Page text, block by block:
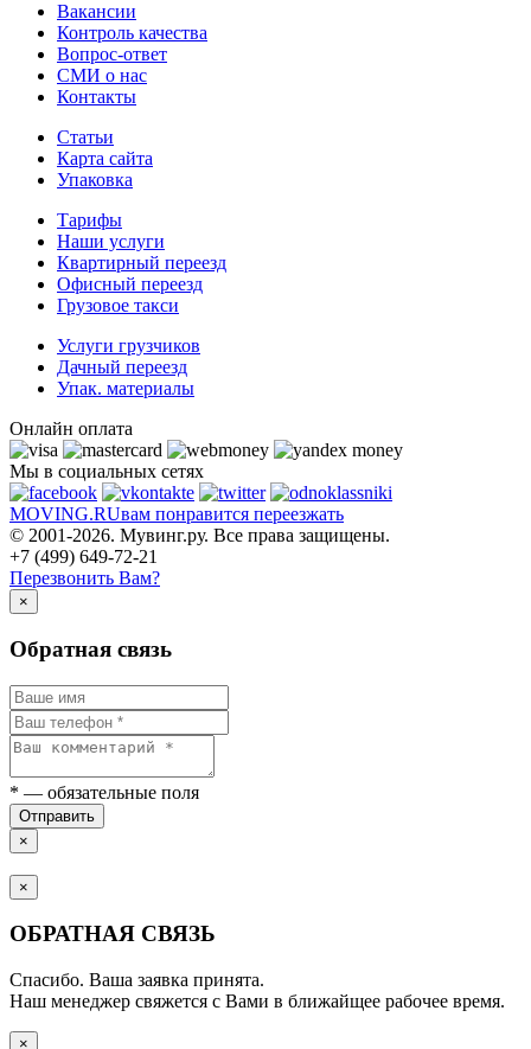
Вакансии
Контроль качества
Вопрос-ответ
СМИ о нас
Контакты
Статьи
Карта сайта
Упаковка
Тарифы
Наши услуги
Квартирный переезд
Офисный переезд
Грузовое такси
Услуги грузчиков
Дачный переезд
Упак. материалы
Онлайн оплата
Мы в социальных сетях
MOVING.RUвам понравится переезжать
© 2001-2026. Мувинг.ру. Все права защищены.
+7 (499) 649-72-21
Перезвонить Вам?
×
Обратная связь
* — обязательные поля
Отправить
×
×
ОБРАТНАЯ СВЯЗЬ
Спасибо. Ваша заявка принята.
Наш менеджер свяжется с Вами в ближайщее рабочее время.
×